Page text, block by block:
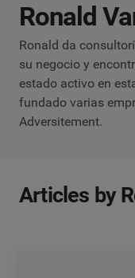
Ronald
Ronald da
su negocio y
estado activo en
fundado varias
Adversitement.
Articles by